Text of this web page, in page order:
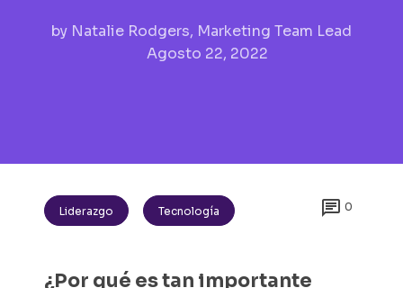
by Natalie Rodgers, Marketing Team Lead
Agosto 22, 2022
Liderazgo Tecnología  0
¿Por qué es tan importante